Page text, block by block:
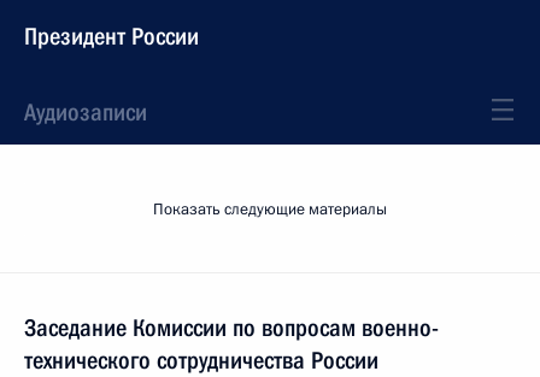
Президент России
Аудиозаписи
Показать следующие материалы
Заседание Комиссии по вопросам военно-
технического сотрудничества России